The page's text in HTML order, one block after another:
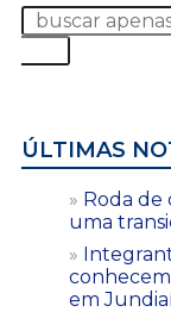
ÚLTIMAS
Roda de
uma
em